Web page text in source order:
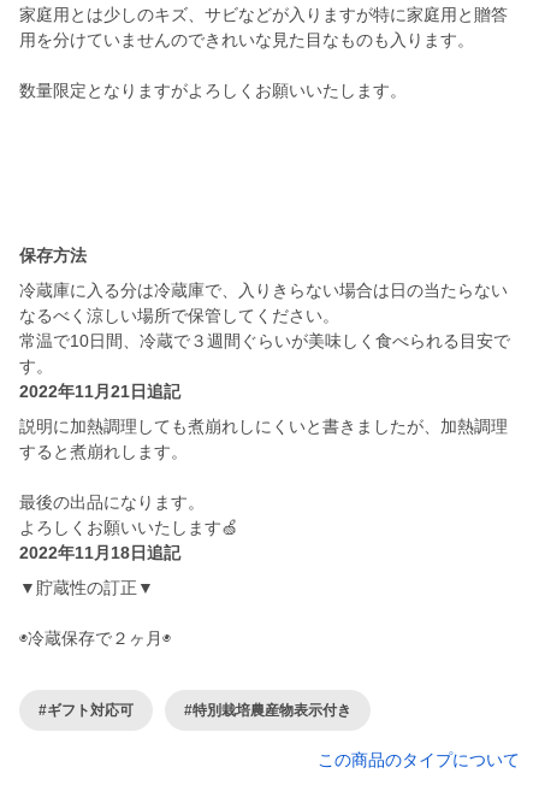
家庭用とは少しのキズ、サビなどが入りますが特に家庭用と贈答
用を分けていませんのできれいな見た目なものも入ります。
数量限定となりますがよろしくお願いいたします。
保存方法
冷蔵庫に入る分は冷蔵庫で、入りきらない場合は日の当たらない
なるべく涼しい場所で保管してください。
常温で10日間、冷蔵で３週間ぐらいが美味しく食べられる目安で
す。
2022年11月21日追記
説明に加熱調理しても煮崩れしにくいと書きましたが、加熱調理
すると煮崩れします。
最後の出品になります。
よろしくお願いいたします🍏
2022年11月18日追記
▼貯蔵性の訂正▼
◉冷蔵保存で２ヶ月◉
#ギフト対応可 #特別栽培農産物表示付き
この商品のタイプについて